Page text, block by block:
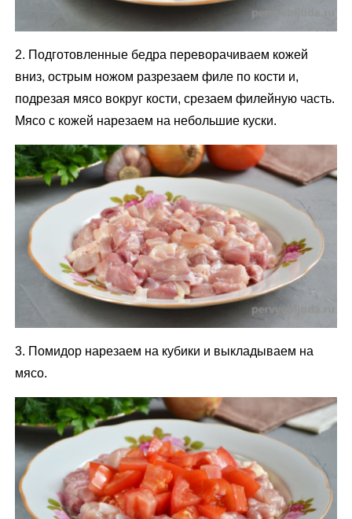
2. Подготовленные бедра переворачиваем кожей
вниз, острым ножом разрезаем филе по кости и,
подрезая мясо вокруг кости, срезаем филейную часть.
Мясо с кожей нарезаем на небольшие куски.
3. Помидор нарезаем на кубики и выкладываем на
мясо.